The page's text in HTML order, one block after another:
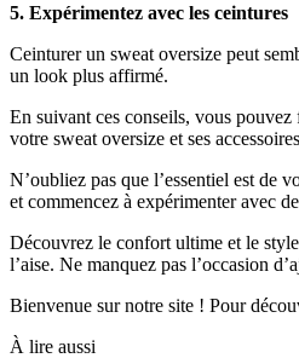
5. Expérimentez avec les ceintures
Ceinturer un sweat oversize peut
un look plus affirmé.
En suivant ces conseils, vous pouvez
votre sweat oversize et ses
N’oubliez pas que l’essentiel est de
et commencez à expérimenter avec
Découvrez le confort ultime et le
l’aise. Ne manquez pas l’occasion
Bienvenue sur notre site ! Pour
À lire aussi